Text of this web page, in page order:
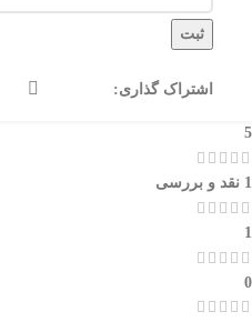
ثبت
اشتراک گذاری:
5
1 نقد و بررسی
1
0